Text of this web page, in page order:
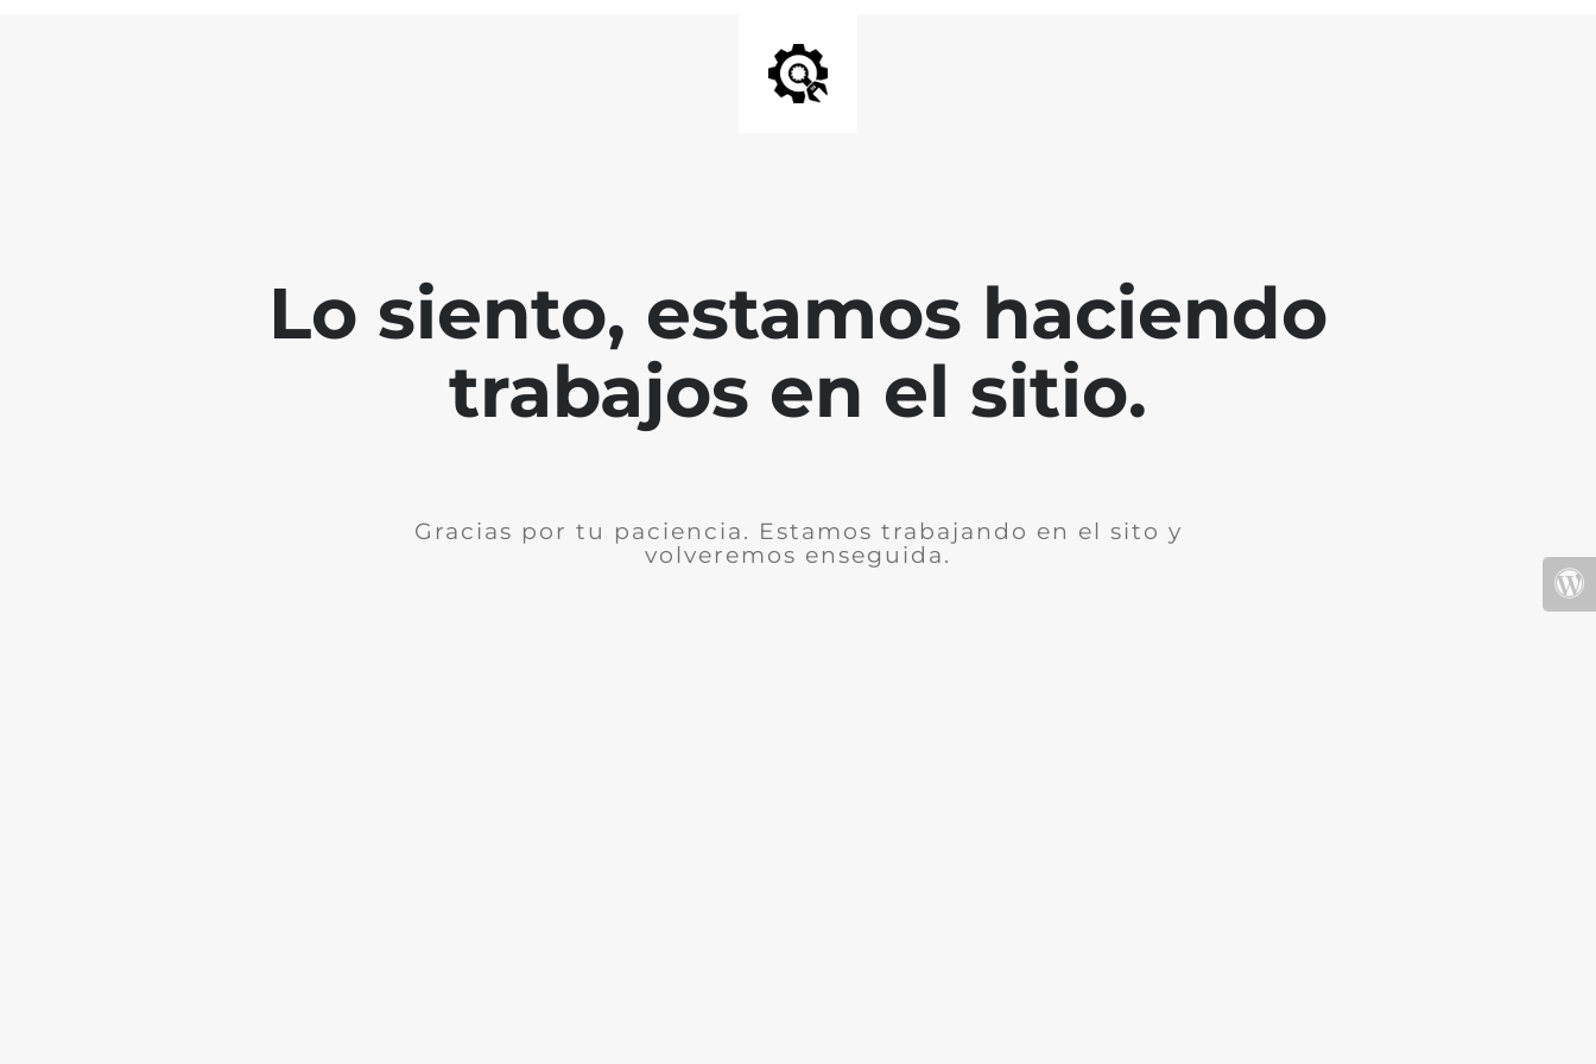
Lo siento, estamos haciendo
trabajos en el sitio.
Gracias por tu paciencia. Estamos trabajando en el sito y
volveremos enseguida.